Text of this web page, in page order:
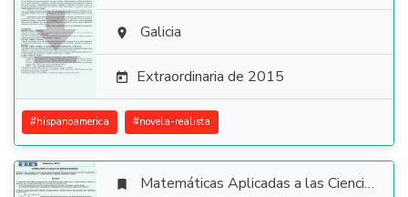
  Galicia
 Extraordinaria de 2015
#hispanoamerica #novela-realista
 Matemáticas Aplicadas a las Ciencias Sociales